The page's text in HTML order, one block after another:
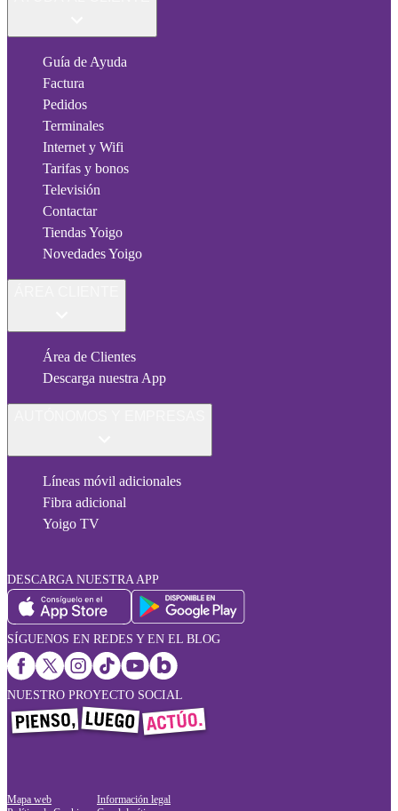
Guía de Ayuda
Factura
Pedidos
Terminales
Internet y Wifi
Tarifas y bonos
Televisión
Contactar
Tiendas Yoigo
Novedades Yoigo
Área de Clientes
Descarga nuestra App
Líneas móvil adicionales
Fibra adicional
Yoigo TV
DESCARGA NUESTRA APP
SÍGUENOS EN REDES Y EN EL BLOG
NUESTRO PROYECTO SOCIAL
Mapa web
Información legal